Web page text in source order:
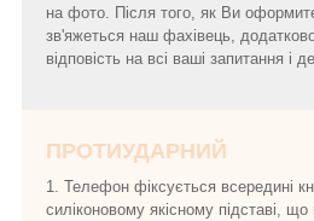
на фото. Після того, як Ви
зв'яжеться наш фахівець,
відповість на всі ваші запитання і
ПРОТИУДАРНИЙ
1. Телефон фіксується всередині
силіконовому якісному підставі,